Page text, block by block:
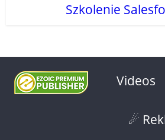
Szkolenie
Videos
☄